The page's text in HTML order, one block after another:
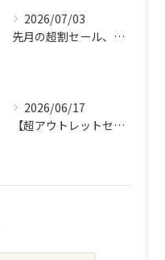
2026/07/03
先月の超割セール、たくさんの方に来ていただきありがとうござい...
2026/06/17
【超アウトレットセール】 「超割」